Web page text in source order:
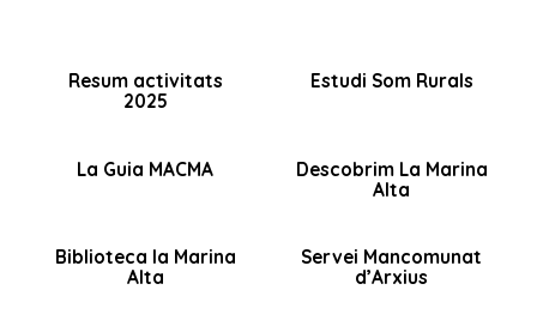
Resum activitats
2025
Estudi Som Rurals
La Guia MACMA
Descobrim La Marina
Alta
Biblioteca la Marina
Alta
Servei Mancomunat
d’Arxius